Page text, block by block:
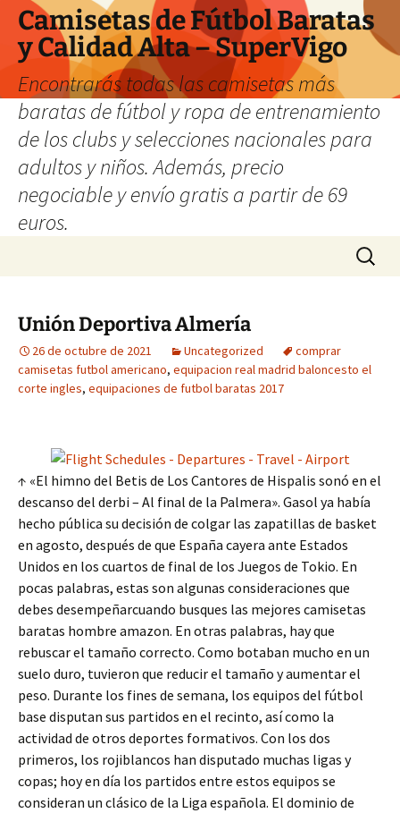
Camisetas de Fútbol Baratas
y Calidad Alta – SuperVigo
Encontrarás todas las camisetas más
baratas de fútbol y ropa de entrenamiento
de los clubs y selecciones nacionales para
adultos y niños. Además, precio
negociable y envío gratis a partir de 69
euros.
Buscar:
Unión Deportiva Almería
26 de octubre de 2021 Uncategorized
comprar
camisetas futbol americano, equipacion real madrid baloncesto el
corte ingles, equipaciones de futbol baratas 2017
↑ «El himno del Betis de Los Cantores de Hispalis sonó en el
descanso del derbi – Al final de la Palmera». Gasol ya había
hecho pública su decisión de colgar las zapatillas de basket
en agosto, después de que España cayera ante Estados
Unidos en los cuartos de final de los Juegos de Tokio. En
pocas palabras, estas son algunas consideraciones que
debes desempeñarcuando busques las mejores camisetas
baratas hombre amazon. En otras palabras, hay que
rebuscar el tamaño correcto. Como botaban mucho en un
suelo duro, tuvieron que reducir el tamaño y aumentar el
peso. Durante los fines de semana, los equipos del fútbol
base disputan sus partidos en el recinto, así como la
actividad de otros deportes formativos. Con los dos
primeros, los rojiblancos han disputado muchas ligas y
copas; hoy en día los partidos entre estos equipos se
consideran un clásico de la Liga española. El dominio de